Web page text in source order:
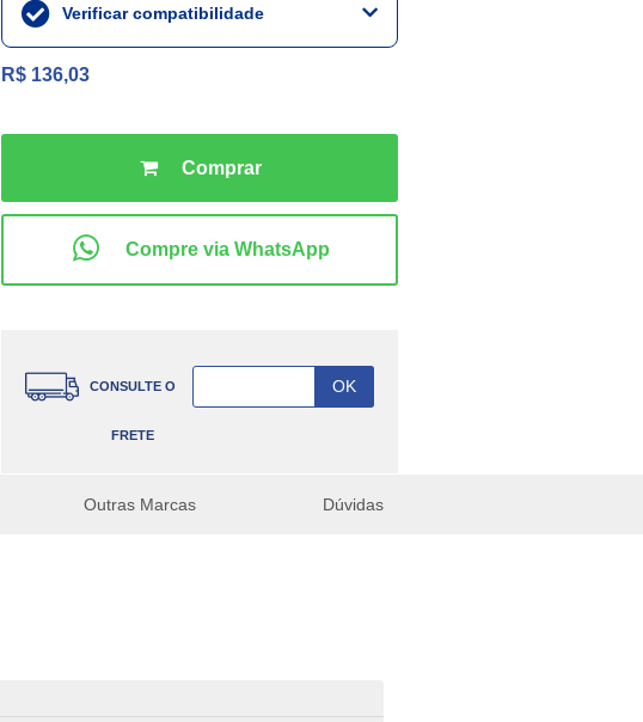
Verificar compatibilidade
R$ 136,03
CONSULTE O
FRETE
Outras Marcas Dúvidas